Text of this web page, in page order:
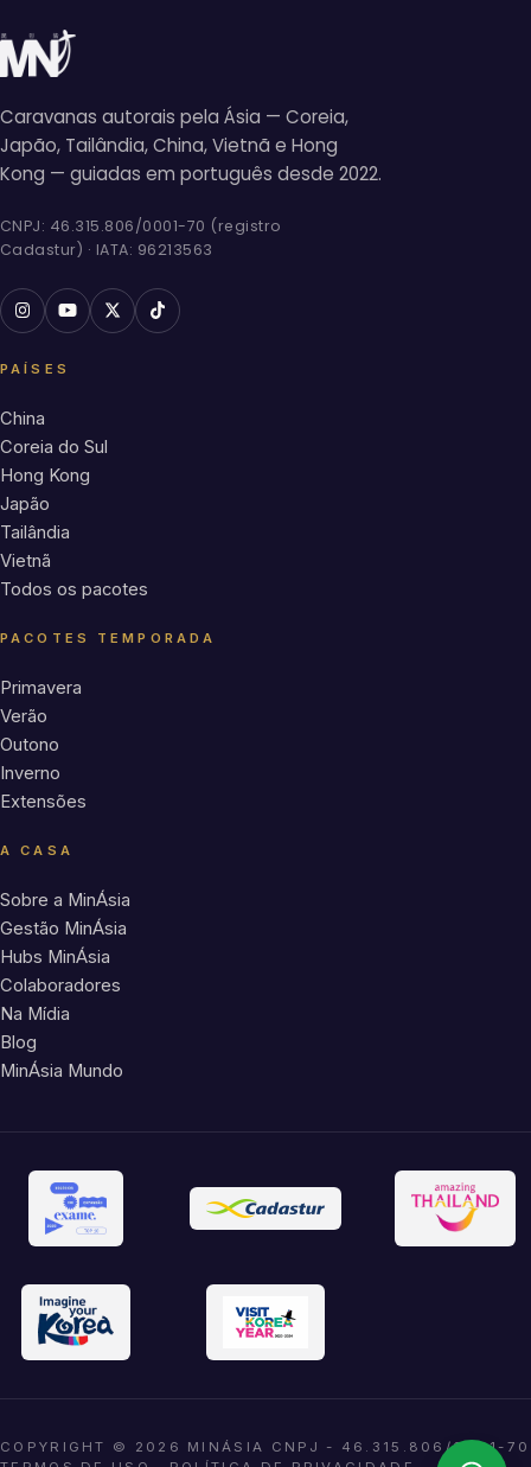
Caravanas autorais pela Ásia — Coreia,
Japão, Tailândia, China, Vietnã e Hong
Kong — guiadas em português desde 2022.
CNPJ: 46.315.806/0001-70 (registro
Cadastur) · IATA: 96213563
PAÍSES
China
Coreia do Sul
Hong Kong
Japão
Tailândia
Vietnã
Todos os pacotes
PACOTES TEMPORADA
Primavera
Verão
Outono
Inverno
Extensões
A CASA
Sobre a MinÁsia
Gestão MinÁsia
Hubs MinÁsia
Colaboradores
Na Mídia
Blog
MinÁsia Mundo
COPYRIGHT © 2026 MINÁSIA CNPJ - 46.315.806/0001-70